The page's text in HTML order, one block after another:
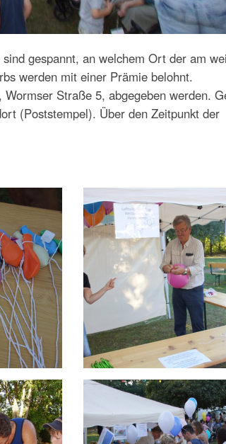
gespannt, an welchem Ort der am
werden mit einer Prämie belohnt.
Straße 5, abgegeben werden.
(Poststempel). Über den Zeitpunkt der